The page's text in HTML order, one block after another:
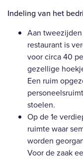
Indeling van het
Aan
restaurant is
voor circa 40
gezellige
Een ruim
stoelen.
Op de 1e
ruimte waar
worden
Voor de zaak